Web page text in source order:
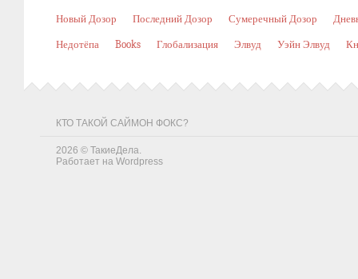
Новый Дозор Последний Дозор Сумеречный Дозор
Недотёпа Books Глобализация Элвуд Уэйн Элвуд
КТО ТАКОЙ САЙМОН ФОКС?
2026 © ТакиеДела.
Работает на Wordpress